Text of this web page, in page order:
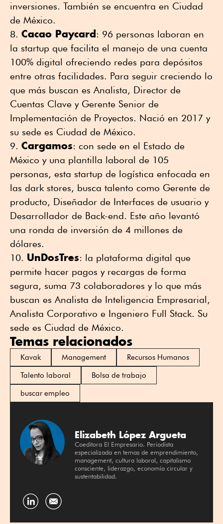
inversiones. También se encuentra en Ciudad
de México.
Cacao Paycard : 96 personas laboran en
la startup que facilita el manejo de una cuenta
100% digital ofreciendo redes para depósitos
entre otras facilidades. Para seguir creciendo lo
que más buscan es Analista, Director de
Cuentas Clave y Gerente Senior de
Implementación de Proyectos. Nació en 2017 y
su sede es Ciudad de México.
Cargamos: con sede en el Estado de
México y una plantilla laboral de 105
personas, esta startup de logística enfocada en
las dark stores, busca talento como Gerente de
producto, Diseñador de Interfaces de usuario y
Desarrollador de Back-end. Este año levantó
una ronda de inversión de 4 millones de
dólares.
UnDosTres: la plataforma digital que
permite hacer pagos y recargas de forma
segura, suma 73 colaboradores y lo que más
buscan es Analista de Inteligencia Empresarial,
Analista Corporativo e Ingeniero Full Stack. Su
sede es Ciudad de México.
Temas relacionados
Kavak Management
Recursos Humanos
Talento laboral
Bolsa de trabajo
buscar empleo
Elizabeth López Argueta
Coeditora El Empresario. Periodista
especializada en temas de emprendimiento,
management, cultura laboral, capitalismo
consciente, liderazgo, economía circular y
sustentabilidad.
Compartir